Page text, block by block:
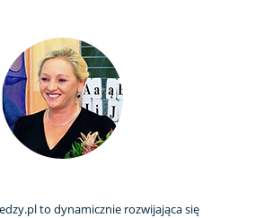
to dynamicznie rozwijająca się